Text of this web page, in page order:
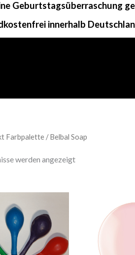
Geburtstagsüberraschung
innerhalb
Farbpalette / Belbal Soap
werden angezeigt